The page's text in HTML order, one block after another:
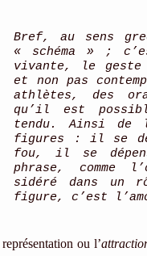
Bref, au sens
« schéma » ;
vivante, le
et non pas
athlètes, des
qu’il est
tendu. Ainsi de
figures : il se
fou, il se
phrase,
sidéré dans un
figure, c’est
ou l’